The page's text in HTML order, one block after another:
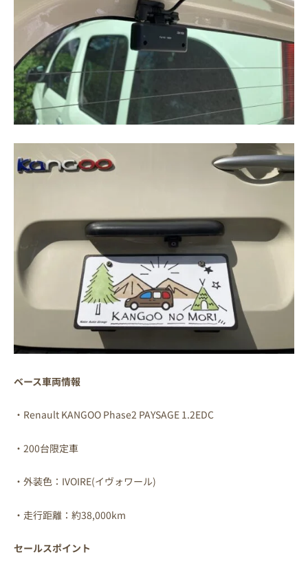
ベース車両情報
・Renault KANGOO Phase2 PAYSAGE 1.2EDC
・200台限定車
・外装色：IVOIRE(イヴォワール)
・走行距離：約38,000km
セールスポイント